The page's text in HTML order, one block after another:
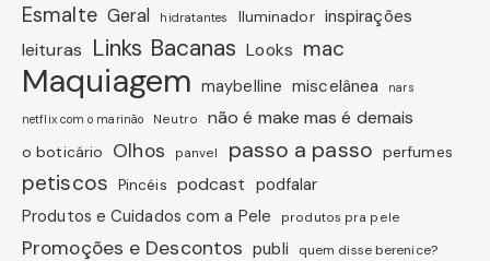
Esmalte Geral hidratantes Iluminador inspirações
leituras Links Bacanas Looks mac
Maquiagem maybelline miscelânea nars
netflix com o marinão Neutro não é make mas é demais
o boticário Olhos panvel passo a passo perfumes
petiscos Pincéis podcast podfalar
Produtos e Cuidados com a Pele
produtos pra pele
Promoções e Descontos publi quem disse berenice?